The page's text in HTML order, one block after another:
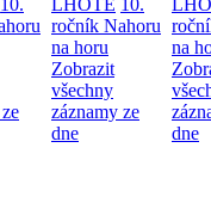
10.
LHOTĚ 10.
ročník Nahoru
na horu
Zobrazit
všechny
záznamy ze
dne
na
dne